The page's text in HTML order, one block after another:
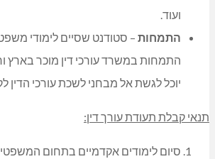
ועוד.
התמחות – סטודנט שסיים לימודי
התמחות במשרד עורכי דין מוכר בארץ
יוכל לגשת אל מבחני לשכת עורכי הדין
תנאי קבלת תעודת עורך דין:
סיום לימודים אקדמיים בתחום